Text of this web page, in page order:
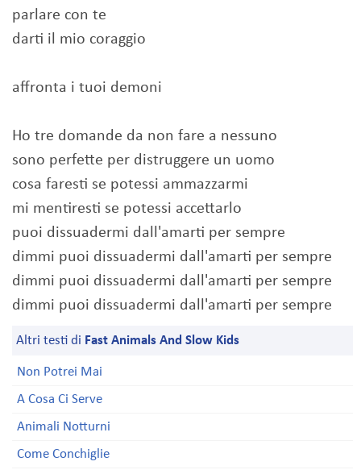
parlare con te
darti il mio coraggio
affronta i tuoi demoni
Ho tre domande da non fare a nessuno
sono perfette per distruggere un uomo
cosa faresti se potessi ammazzarmi
mi mentiresti se potessi accettarlo
puoi dissuadermi dall'amarti per sempre
dimmi puoi dissuadermi dall'amarti per sempre
dimmi puoi dissuadermi dall'amarti per sempre
dimmi puoi dissuadermi dall'amarti per sempre
Altri testi di Fast Animals And Slow Kids
Non Potrei Mai
A Cosa Ci Serve
Animali Notturni
Come Conchiglie